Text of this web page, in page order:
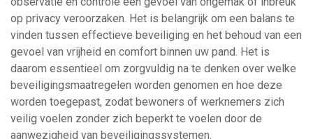
op privacy veroorzaken. Het is belangrijk om een balans te
vinden tussen effectieve beveiliging en het behoud van een
gevoel van vrijheid en comfort binnen uw pand. Het is
daarom essentieel om zorgvuldig na te denken over welke
beveiligingsmaatregelen worden genomen en hoe deze
worden toegepast, zodat bewoners of werknemers zich
veilig voelen zonder zich beperkt te voelen door de
aanwezigheid van beveiligingssystemen.